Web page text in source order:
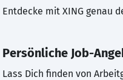
Entdecke mit XING genau
Persönliche Job-
Lass Dich finden von